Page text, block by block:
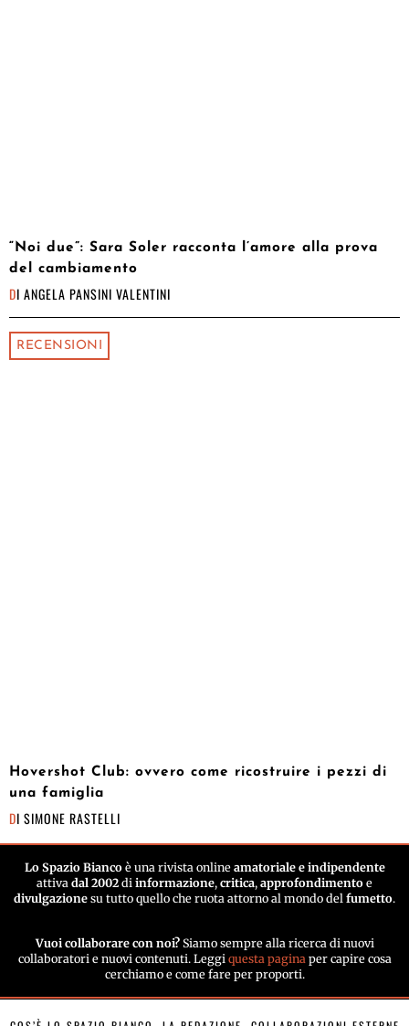
“Noi due”: Sara Soler racconta l’amore alla prova
del cambiamento
DI ANGELA PANSINI VALENTINI
RECENSIONI
Hovershot Club: ovvero come ricostruire i pezzi di
una famiglia
DI SIMONE RASTELLI
Lo Spazio Biancoè una rivista online amatoriale e indipendente
attiva dal 2002 di informazione, critica, approfondimento e
divulgazione su tutto quello che ruota attorno al mondo del fumetto.
Vuoi collaborare con noi? Siamo sempre alla ricerca di nuovi
collaboratori e nuovi contenuti. Leggi questa pagina per capire cosa
cerchiamo e come fare per proporti.